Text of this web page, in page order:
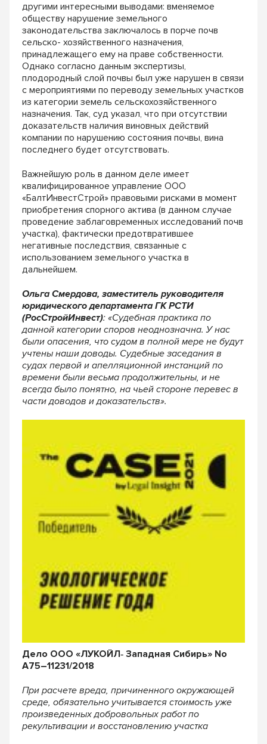
другими интересными выводами: вменяемое
обществу нарушение земельного
законодательства заключалось в порче почв
сельско- хозяйственного назначения,
принадлежащего ему на праве собственности.
Однако согласно данным экспертизы,
плодородный слой почвы был уже нарушен в связи
с мероприятиями по переводу земельных участков
из категории земель сельскохозяйственного
назначения. Так, суд указал, что при отсутствии
доказательств наличия виновных действий
компании по нарушению состояния почвы, вина
последнего будет отсутствовать.
Важнейшую роль в данном деле имеет
квалифицированное управление ООО
«БалтИнвестСтрой» правовыми рисками в момент
приобретения спорного актива (в данном случае
проведение заблаговременных исследований почв
участка), фактически предотвратившее
негативные последствия, связанные с
использованием земельного участка в
дальнейшем.
Ольга Смердова, заместитель руководителя
юридического департамента ГК РСТИ
(РосСтройИнвест): «Судебная практика по
данной категории споров неоднозначна. У нас
были опасения, что судом в полной мере не будут
учтены наши доводы. Судебные заседания в
судах первой и апелляционной инстанций по
времени были весьма продолжительны, и не
всегда было понятно, на чьей стороне перевес в
части доводов и доказательств».
Дело ООО «ЛУКОЙЛ‐ Западная Сибирь» No
А75–11231/2018
При расчете вреда, причиненного окружающей
среде, обязательно учитывается стоимость уже
произведенных добровольных работ по
рекультивации и восстановлению участка